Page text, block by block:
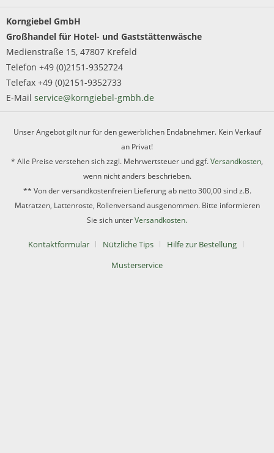
Korngiebel GmbH
Großhandel für Hotel- und Gaststättenwäsche
Medienstraße 15, 47807 Krefeld
Telefon +49 (0)2151-9352724
Telefax +49 (0)2151-9352733
E-Mail service@korngiebel-gmbh.de
Unser Angebot gilt nur für den gewerblichen Endabnehmer. Kein Verkauf
an Privat!
* Alle Preise verstehen sich zzgl. Mehrwertsteuer und ggf.Versandkosten,
wenn nicht anders beschrieben.
** Von der versandkostenfreien Lieferung ab netto 300,00 sind z.B.
Matratzen, Lattenroste, Rollenversand ausgenommen. Bitte informieren
Sie sich unterVersandkosten.
Kontaktformular Nützliche Tips
Hilfe zur Bestellung
Musterservice